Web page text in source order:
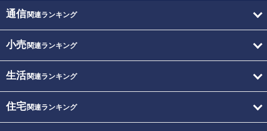
通信関連ランキング
小売関連ランキング
生活関連ランキング
住宅関連ランキング